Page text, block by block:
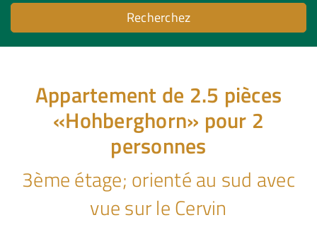
Appartement de 2.5 pièces
«Hohberghorn» pour 2
personnes
3ème étage; orienté au sud avec
vue sur le Cervin